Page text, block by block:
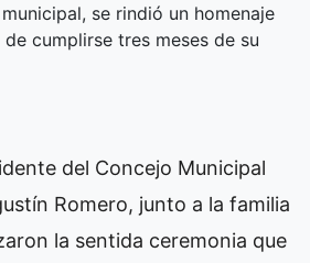
se rindió un homenaje
cumplirse tres meses de su
del Concejo Municipal
Romero, junto a la familia
la sentida ceremonia que